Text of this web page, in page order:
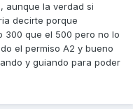
aunque la verdad si
decirte porque
300 que el 500 pero no lo
el permiso A2 y bueno
y guiando para poder